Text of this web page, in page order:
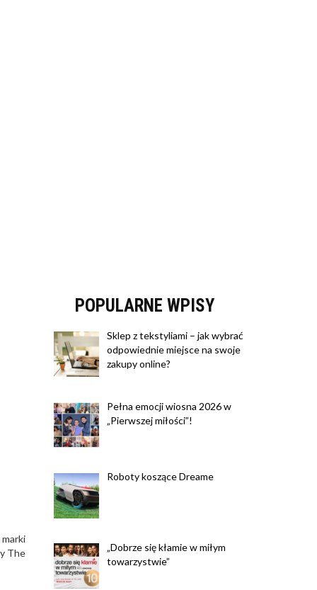
The
POPULARNE WPISY
Sklep z tekstyliami – jak wybrać
odpowiednie miejsce na swoje
zakupy online?
Pełna emocji wiosna 2026 w
„Pierwszej miłości”!
Roboty koszące Dreame
„Dobrze się kłamie w miłym
towarzystwie”